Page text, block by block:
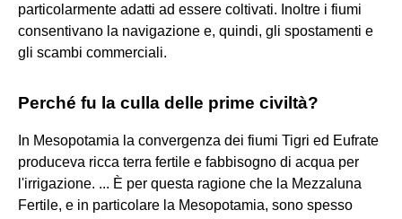
particolarmente adatti ad essere coltivati. Inoltre i fiumi
consentivano la navigazione e, quindi, gli spostamenti e
gli scambi commerciali.
Perché fu la culla delle prime civiltà?
In Mesopotamia la convergenza dei fiumi Tigri ed Eufrate
produceva ricca terra fertile e fabbisogno di acqua per
l'irrigazione. ... È per questa ragione che la Mezzaluna
Fertile, e in particolare la Mesopotamia, sono spesso